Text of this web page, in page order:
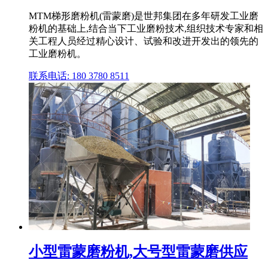
MTM梯形磨粉机(雷蒙磨)是世邦集团在多年研发工业磨
粉机的基础上,结合当下工业磨粉技术,组织技术专家和相
关工程人员经过精心设计、试验和改进开发出的领先的
工业磨粉机。
联系电话: 180 3780 8511
小型雷蒙磨粉机,大号型雷蒙磨供应